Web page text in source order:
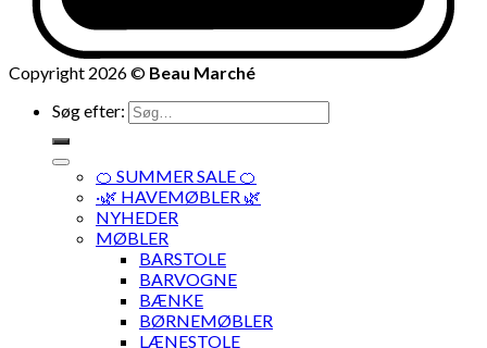
Copyright 2026 © Beau Marché
Søg efter:
🍊 SUMMER SALE 🍊
·🌿 HAVEMØBLER 🌿
NYHEDER
MØBLER
BARSTOLE
BARVOGNE
BÆNKE
BØRNEMØBLER
LÆNESTOLE